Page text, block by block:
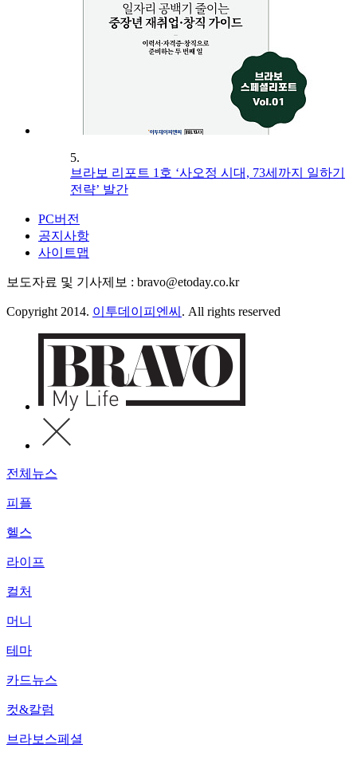
5.
브라보 리포트 1호 ‘사오정 시대, 73세까지 일하기
전략’ 발간
PC버전
공지사항
사이트맵
보도자료 및 기사제보 : bravo@etoday.co.kr
Copyright 2014. 이투데이피엔씨 . All rights reserved
전체뉴스
피플
헬스
라이프
컬처
머니
테마
카드뉴스
컷&칼럼
브라보스페셜